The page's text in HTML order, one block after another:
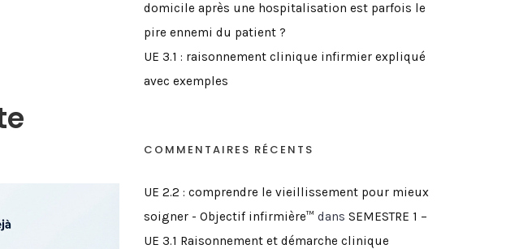
domicile après une hospitalisation est parfois le
pire ennemi du patient ?
UE 3.1 : raisonnement clinique infirmier expliqué
avec exemples
COMMENTAIRES RÉCENTS
UE 2.2 : comprendre le vieillissement pour mieux
soigner - Objectif infirmière™ dans SEMESTRE 1 –
UE 3.1 Raisonnement et démarche clinique